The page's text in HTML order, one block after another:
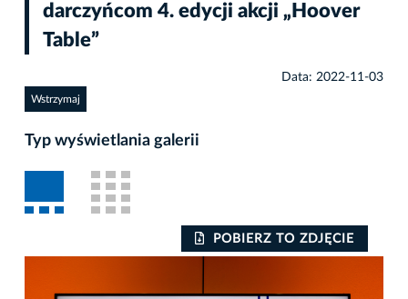
darczyńcom 4. edycji akcji „Hoover
Table”
Data: 2022-11-03
Wstrzymaj
Typ wyświetlania galerii
POBIERZ TO ZDJĘCIE